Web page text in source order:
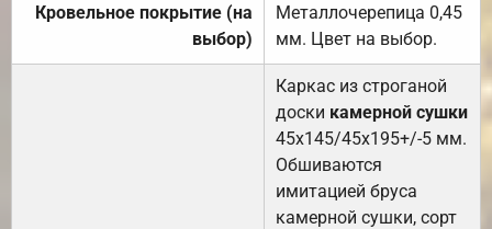
Кровельное покрытие (на
выбор)
Металлочерепица 0,45
мм. Цвет на выбор.
Каркас из строганой
доски камерной сушки
45х145/45х195+/-5 мм.
Обшиваются
имитацией бруса
камерной сушки, сорт